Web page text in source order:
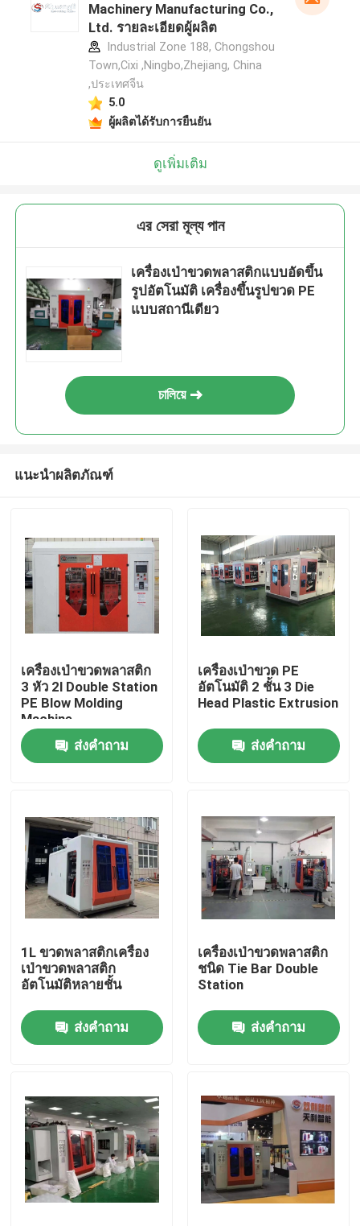
บ้าน
รายชื่อผู้ติดต่อ
ผลิตภัณฑ์
เครื่องเป่าขวดพลาสติก
เครื่องเป่าขวดพลาสติกอัตโนมัติ
เครื่องเป่าขวดพลาสติก HDPE
เครื่องเป่าขวดพลาสติก PP
Machinery Manufacturing Co.,
Ltd. รายละเอียดผู้ผลิต
Industrial Zone 188, Chongshou
Town,Cixi ,Ningbo,Zhejiang, China
,ประเทศจีน
5.0
ผู้ผลิตได้รับการยืนยัน
ดูเพิ่มเติม
এর সেরা মূল্য পান
เครื่องเป่าขวดพลาสติกแบบอัดขึ้น
รูปอัตโนมัติ เครื่องขึ้นรูปขวด PE
แบบสถานีเดียว
চালিয়ে
แนะนำผลิตภัณฑ์
เครื่องเป่าขวดพลาสติก
3 หัว 2l Double Station
PE Blow Molding
Machine
ส่งคำถาม
เครื่องเป่าขวด PE
อัตโนมัติ 2 ชั้น 3 Die
Head Plastic Extrusion
ส่งคำถาม
1L ขวดพลาสติกเครื่อง
เป่าขวดพลาสติก
อัตโนมัติหลายชั้น
ส่งคำถาม
เครื่องเป่าขวดพลาสติก
ชนิด Tie Bar Double
Station
ส่งคำถาม